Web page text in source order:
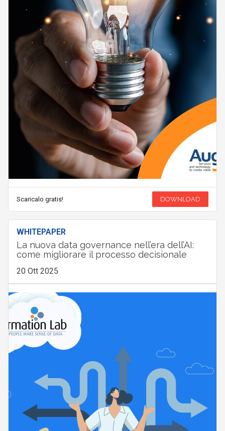
Scaricalo gratis! DOWNLOAD
WHITEPAPER
La nuova data governance nell’era dell’AI:
come migliorare il processo decisionale
20 Ott 2025